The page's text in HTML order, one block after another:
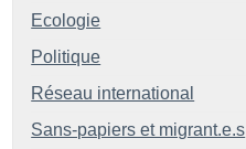
Ecologie
Politique
Réseau international
Sans-papiers et migrant.e.s